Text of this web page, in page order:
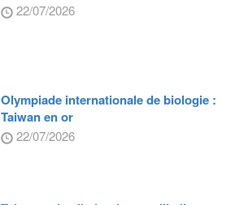
22/07/2026
Olympiade internationale de biologie :
Taiwan en or
22/07/2026